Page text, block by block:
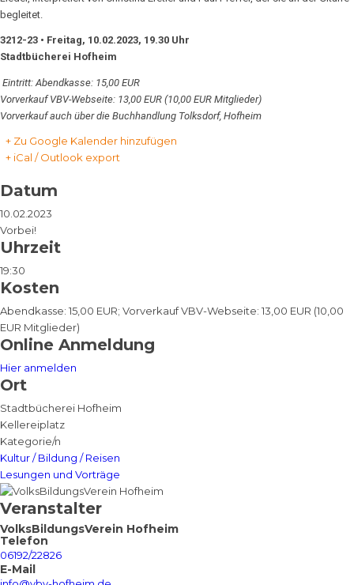
begleitet.
3212-23 • Freitag, 10.02.2023, 19.30 Uhr
Stadtbücherei Hofheim
Eintritt: Abendkasse: 15,00 EUR
Vorverkauf VBV-Webseite: 13,00 EUR (10,00 EUR Mitglieder)
Vorverkauf auch über die Buchhandlung Tolksdorf, Hofheim
+ Zu Google Kalender hinzufügen
+ iCal / Outlook export
Datum
10.02.2023
Vorbei!
Uhrzeit
19:30
Kosten
Abendkasse: 15,00 EUR; Vorverkauf VBV-Webseite: 13,00 EUR (10,00
EUR Mitglieder)
Online Anmeldung
Hier anmelden
Ort
Stadtbücherei Hofheim
Kellereiplatz
Kategorie/n
Kultur / Bildung / Reisen
Lesungen und Vorträge
Veranstalter
VolksBildungsVerein Hofheim
Telefon
06192/22826
E-Mail